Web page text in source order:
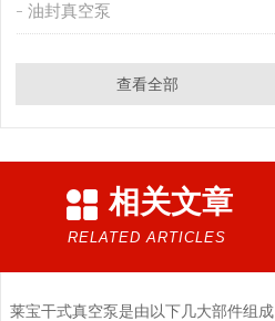
油封真空泵
查看全部
相关文章
RELATED ARTICLES
莱宝干式真空泵是由以下几大部件组成